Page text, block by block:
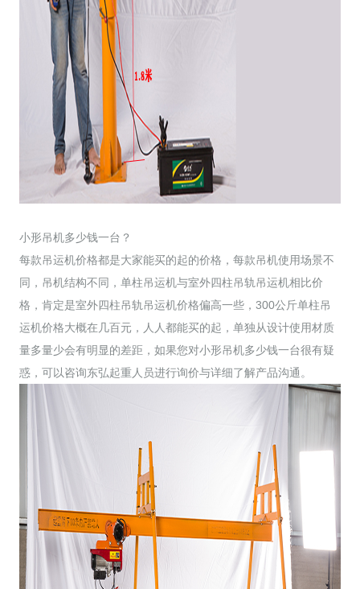
小形吊机多少钱一台？
每款吊运机价格都是大家能买的起的价格，每款吊机使用场景不
同，吊机结构不同，单柱吊运机与室外四柱吊轨吊运机相比价
格，肯定是室外四柱吊轨吊运机价格偏高一些，300公斤单柱吊
运机价格大概在几百元，人人都能买的起，单独从设计使用材质
量多量少会有明显的差距，如果您对小形吊机多少钱一台很有疑
惑，可以咨询东弘起重人员进行询价与详细了解产品沟通。